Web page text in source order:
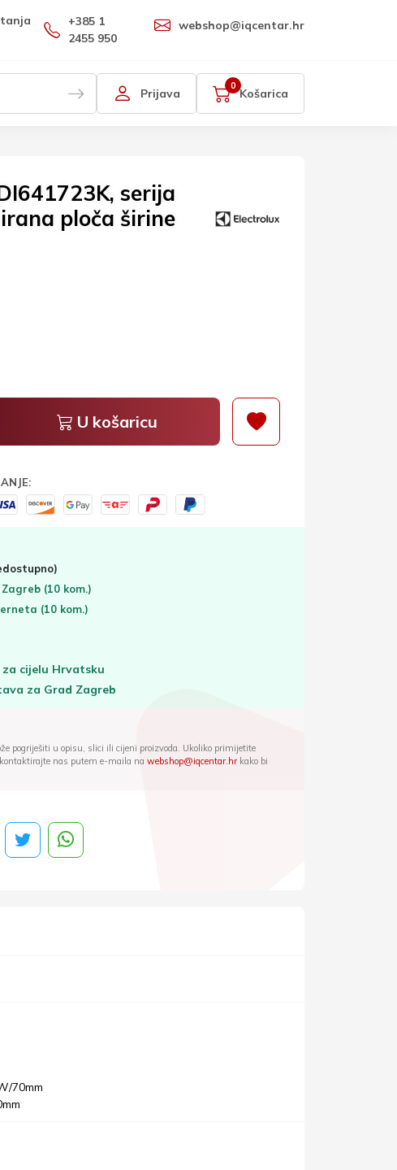
+385 1
2455 950
webshop@iqcentar.hr
Prijava Košarica
0
serija
ploča širine
U košaricu
(10 kom.)
(10 kom.)
cijelu Hrvatsku
za Grad Zagreb
pogriješiti u opisu, slici ili cijeni proizvoda. Ukoliko primijetite
nas putem e-maila na webshop@iqcentar.hrkako bi
70mm